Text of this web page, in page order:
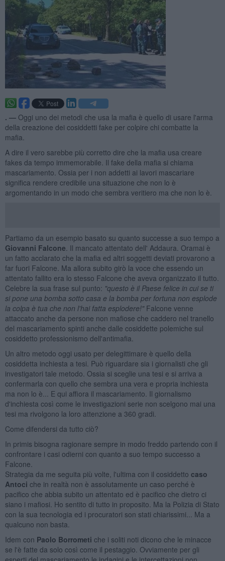
. — Oggi uno dei metodi che usa la mafia è quello di usare l'arma
della creazione dei cosiddetti fake per colpire chi combatte la
mafia.
A dire il vero sarebbe più corretto dire che la mafia usa creare
fakes da tempo immemorabile. Il fake della mafia si chiama
mascariamento. Ossia per i non addetti ai lavori mascariare
significa rendere credibile una situazione che non lo è
argomentando in un modo che sembra veritiero ma che non lo è.
Partiamo da un esempio basato su quanto successe a suo tempo a
Giovanni Falcone . Il mancato attentato dell' Addaura. Oramai è
un fatto acclarato che la mafia ed altri soggetti deviati provarono a
far fuori Falcone. Ma allora subito girò la voce che essendo un
attentato fallito era lo stesso Falcone che aveva organizzato il tutto.
Celebre la sua frase sul punto: "questo è il Paese felice in cui se ti
si pone una bomba sotto casa e la bomba per fortuna non esplode
la colpa è tua che non l'hai fatta esplodere!" Falcone venne
attaccato anche da persone non mafiose che caddero nel tranello
del mascariamento spinti anche dalle cosiddette polemiche sul
cosiddetto professionismo dell'antimafia.
Un altro metodo oggi usato per delegittimare è quello della
cosiddetta inchiesta a tesi. Può riguardare sia i giornalisti che gli
investigatori tale metodo. Ossia si sceglie una tesi e si arriva a
confermarla con quello che sembra una vera e propria inchiesta
ma non lo è... E qui affiora il mascariamento. Il giornalismo
d'inchiesta così come le investigazioni serie non scelgono mai una
tesi ma rivolgono la loro attenzione a 360 gradi.
Come difendersi da tutto ciò?
In primis bisogna ragionare sempre in modo freddo partendo con il
confrontare i casi odierni con quanto a suo tempo successo a
Falcone.
Strategia da me seguita più volte, l'ultima con il cosiddetto caso
Antoci che in realtà non è assolutamente un caso perché è
pacifico che abbia subito un attentato ed è pacifico che dietro ci
siano i mafiosi. Ho sentito di tutto in proposito. Ma la Polizia di Stato
con la sua tecnologia ed i procuratori son stati chiarissimi... Ma a
qualcuno non basta.
Idem con Paolo Borrometi che i soliti noti dicono che le minacce
se l'è fatte da solo così come il pestaggio. Ovviamente per gli